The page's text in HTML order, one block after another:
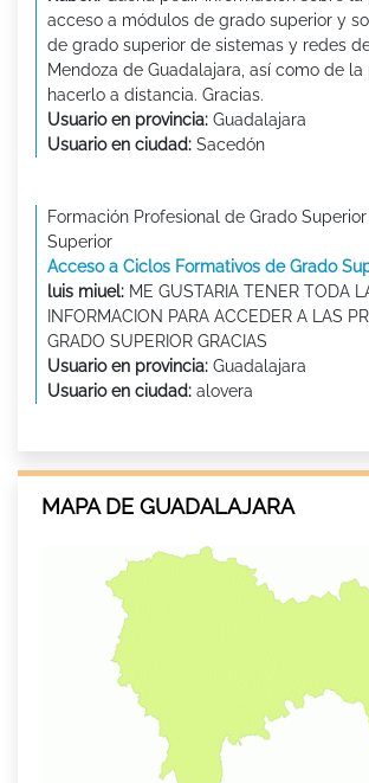
acceso a módulos de grado superior y
de grado superior de sistemas y redes
Mendoza de Guadalajara, así como de
hacerlo a distancia. Gracias.
Usuario en provincia: Guadalajara
Usuario en ciudad: Sacedón
Formación Profesional de Grado
Superior
Acceso a Ciclos Formativos de Grado
luis miuel: ME GUSTARIA TENER TODA
INFORMACION PARA ACCEDER A LAS
GRADO SUPERIOR GRACIAS
Usuario en provincia: Guadalajara
Usuario en ciudad: alovera
MAPA DE GUADALAJARA